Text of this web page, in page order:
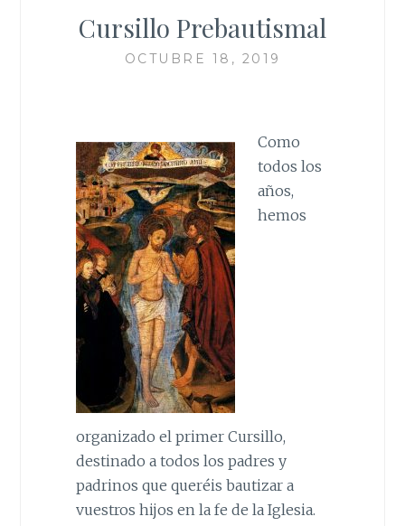
Cursillo Prebautismal
OCTUBRE 18, 2019
Como
todos los
años,
hemos
organizado el primer Cursillo,
destinado a todos los padres y
padrinos que queréis bautizar a
vuestros hijos en la fe de la Iglesia.